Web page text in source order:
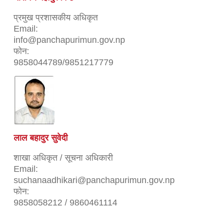
प्रमुख प्रशासकीय अधिकृत
Email:
info@panchapurimun.gov.np
फोन:
9858044789/9851217779
लाल बहादुर सुवेदी
शाखा अधिकृत / सूचना अधिकारी
Email:
suchanaadhikari@panchapurimun.gov.np
फोन:
9858058212 / 9860461114